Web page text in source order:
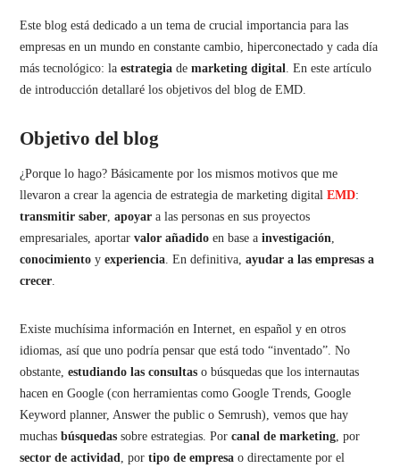
Este blog está dedicado a un tema de crucial importancia para las
empresas en un mundo en constante cambio, hiperconectado y cada día
más tecnológico: laestrategia demarketing digital. En este artículo
de introducción detallaré los objetivos del blog de EMD.
Objetivo del blog
¿Porque lo hago? Básicamente por los mismos motivos que me
llevaron a crear la agencia de estrategia de marketing digitalEMD:
transmitir saber,apoyar a las personas en sus proyectos
empresariales, aportarvalor añadido en base ainvestigación,
conocimientoyexperiencia. En definitiva,ayudar a las empresas a
crecer.
Existe muchísima información en Internet, en español y en otros
idiomas, así que uno podría pensar que está todo “inventado”. No
obstante,estudiando las consultas o búsquedas que los internautas
hacen en Google (con herramientas como Google Trends, Google
Keyword planner, Answer the public o Semrush), vemos que hay
muchas búsquedas sobre estrategias. Por canal de marketing, por
sector de actividad, portipo de empresa o directamente por el